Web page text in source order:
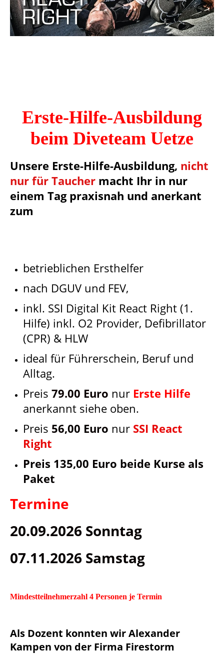
Erste-Hilfe-Ausbildung
beim Diveteam Uetze
Unsere Erste-Hilfe-Ausbildung, nicht
nur für Taucher macht Ihr in nur
einem Tag praxisnah und anerkant
zum
betrieblichen Ersthelfer
nach DGUV und FEV,
inkl. SSI Digital Kit React Right (1.
Hilfe) inkl. O2 Provider, Defibrillator
(CPR) & HLW
ideal für Führerschein, Beruf und
Alltag.
Preis 79.00 Euro nur Erste Hilfe
anerkannt siehe oben.
Preis 56,00 Euro nur SSI React
Right
Preis 135,00 Euro beide Kurse als
Paket
Termine
20.09.2026 Sonntag
07.11.2026 Samstag
Mindestteilnehmerzahl 4 Personen je Termin
Als Dozent konnten wir Alexander
Kampen von der Firma Firestorm